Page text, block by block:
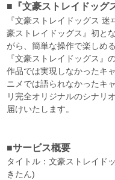
■『文豪ストレイドッグ
『文豪ストレイドッグス
豪ストレイドッグス』初と
がら、簡単な操作で楽しめ
『文豪ストレイドッグス』
作品では実現しなかったキ
ニメでは語られなかったキ
リ完全オリジナルのシナリ
届けいたします。
■サービス概要
タイトル：文豪ストレイド
きたん)